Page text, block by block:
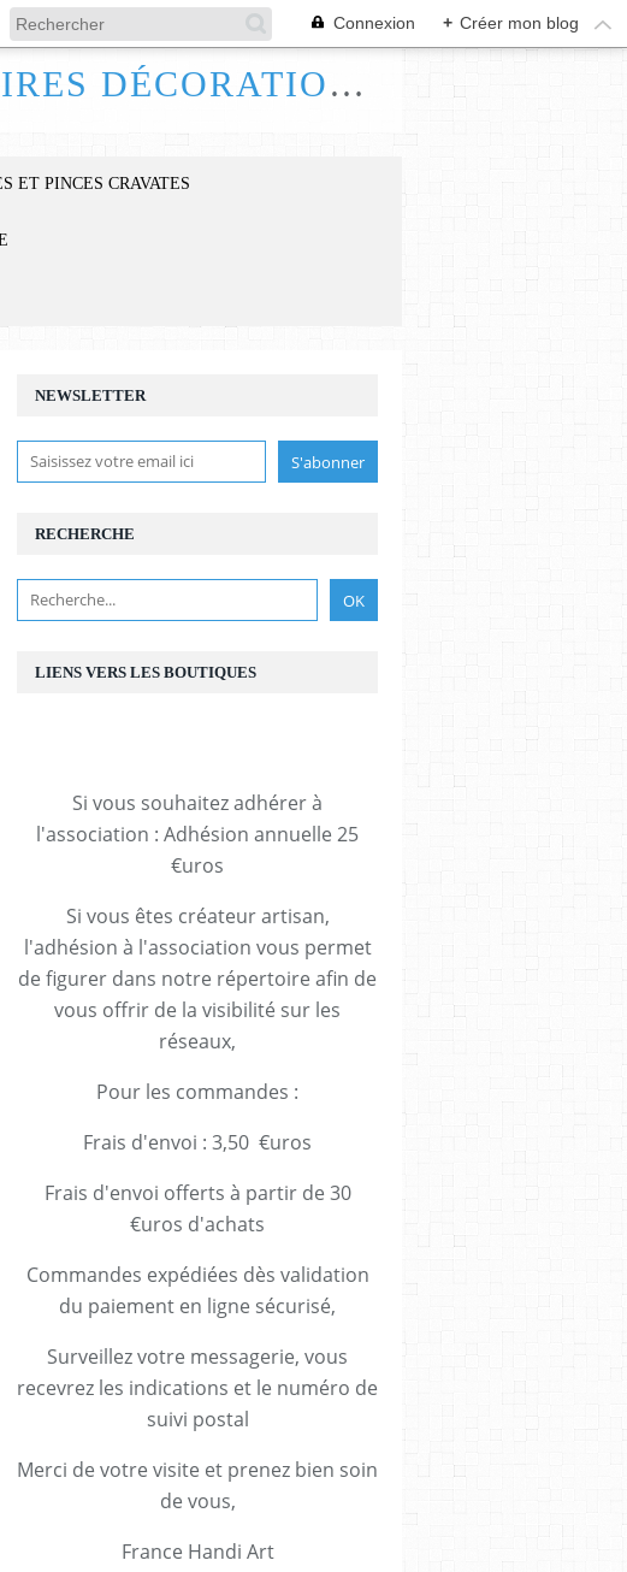
Connexion + Créer mon blog
FRANCE HANDI ART, BIJOUX ACCESSOIRES DÉCORATIONS
ET PINCES CRAVATES
NEWSLETTER
RECHERCHE
LIENS VERS LES BOUTIQUES
Si vous souhaitez adhérer à
l'association : Adhésion annuelle 25
€uros
Si vous êtes créateur artisan,
l'adhésion à l'association vous permet
de figurer dans notre répertoire afin de
vous offrir de la visibilité sur les
réseaux,
Pour les commandes :
Frais d'envoi : 3,50 €uros
Frais d'envoi offerts à partir de 30
€uros d'achats
Commandes expédiées dès validation
du paiement en ligne sécurisé,
Surveillez votre messagerie, vous
recevrez les indications et le numéro de
suivi postal
Merci de votre visite et prenez bien soin
de vous,
France Handi Art